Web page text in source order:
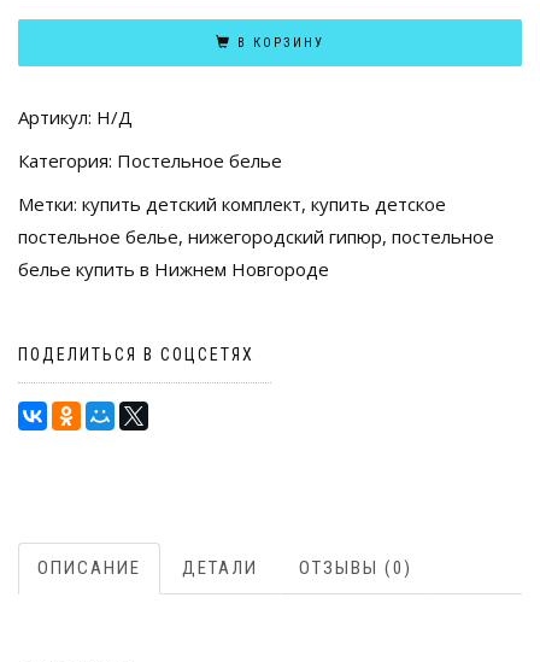
ПОСТЕЛЬНОГО
ИЗ
ПОПЛИНА
"МЯГКИЕ
ГУСИ"
В КОРЗИНУ
Артикул: Н/Д
Категория: Постельное белье
Метки: купить детский комплект, купить детское
постельное белье, нижегородский гипюр, постельное
белье купить в Нижнем Новгороде
ПОДЕЛИТЬСЯ В СОЦСЕТЯХ
ОПИСАНИЕ ДЕТАЛИ ОТЗЫВЫ (0)